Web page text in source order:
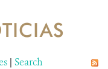
Y RECLAMOS
| Search